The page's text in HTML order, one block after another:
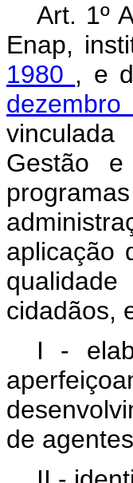
Art. 1º
Enap,
1980 , e
Gestão
aplicação
cidadãos,
I -
de